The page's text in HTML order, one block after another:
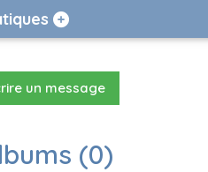
un message
(0)